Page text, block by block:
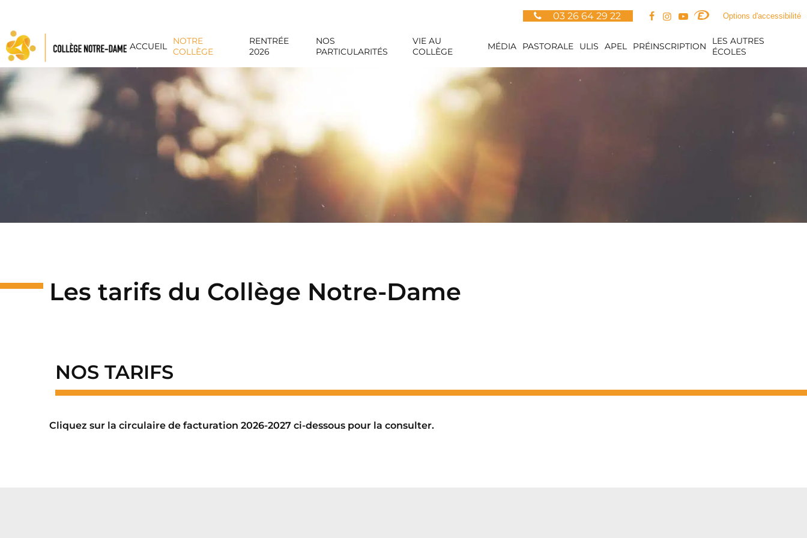
03 26 64 29 22 Options d'accessibilité
ACCUEIL NOTRE
COLLÈGE
RENTRÉE
2026
NOS
PARTICULARITÉS
VIE AU
COLLÈGE
MÉDIA PASTORALE ULIS APEL PRÉINSCRIPTION
LES AUTRES
ÉCOLES
Les tarifs du Collège Notre-Dame
NOS TARIFS
Cliquez sur la circulaire de facturation 2026-2027 ci-dessous pour la consulter.